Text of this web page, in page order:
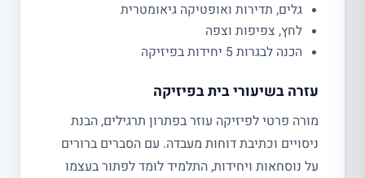
גלים, תדירות ואופטיקה גיאומטרית
לחץ, צפיפות וצפה
הכנה לבגרות 5 יחידות בפיזיקה
עזרה בשיעורי בית בפיזיקה
מורה פרטי לפיזיקה עוזר בפתרון תרגילים, הבנת
ניסויים וכתיבת דוחות מעבדה. עם הסברים ברורים
על נוסחאות ויחידות, התלמיד לומד לפתור בעצמו